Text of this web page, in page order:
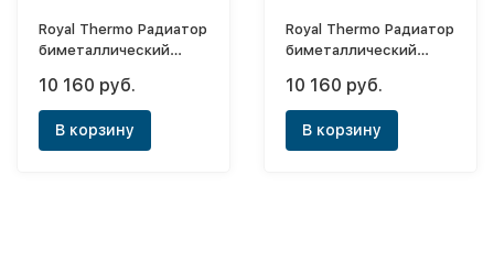
Royal Thermo Радиатор
биметаллический
350х8 (боковое)
10 160 руб.
В корзину
Royal Thermo Радиатор
биметаллический
(боковое)
10 160 руб.
В корзину